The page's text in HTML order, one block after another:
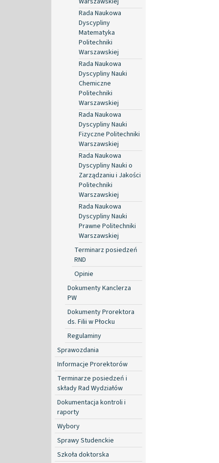
Rada Naukowa
Dyscypliny
Matematyka
Politechniki
Warszawskiej
Rada Naukowa
Dyscypliny Nauki
Chemiczne
Politechniki
Warszawskiej
Rada Naukowa
Dyscypliny Nauki
Fizyczne Politechniki
Warszawskiej
Rada Naukowa
Dyscypliny Nauki o
Zarządzaniu i Jakości
Politechniki
Warszawskiej
Rada Naukowa
Dyscypliny Nauki
Prawne Politechniki
Warszawskiej
Terminarz posiedzeń
RND
Opinie
Dokumenty Kanclerza
PW
Dokumenty Prorektora
ds. Filii w Płocku
Regulaminy
Sprawozdania
Informacje Prorektorów
Terminarze posiedzeń i
składy Rad Wydziałów
Dokumentacja kontroli i
raporty
Wybory
Sprawy Studenckie
Szkoła doktorska